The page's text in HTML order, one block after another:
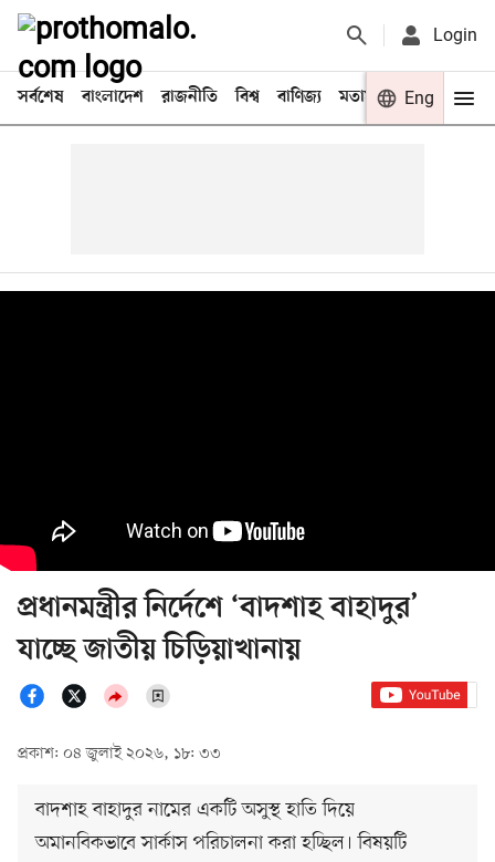
Login
সর্বশেষ বাংলাদেশ রাজনীতি বিশ্ব বাণিজ্য মতামত খেলা
Eng
প্রধানমন্ত্রীর নির্দেশে ‘বাদশাহ বাহাদুর’
যাচ্ছে জাতীয় চিড়িয়াখানায়
প্রকাশ: ০৪ জুলাই ২০২৬, ১৮: ৩৩
বাদশাহ বাহাদুর নামের একটি অসুস্থ হাতি দিয়ে
অমানবিকভাবে সার্কাস পরিচালনা করা হচ্ছিল। বিষয়টি